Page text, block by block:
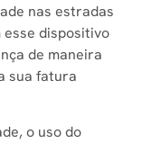
nas estradas
esse dispositivo
de maneira
sua fatura
o uso do